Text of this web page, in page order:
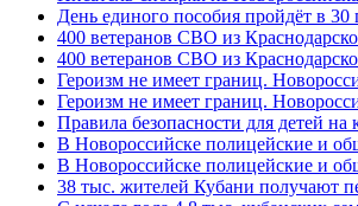
День единого пособия пройдёт в 30
400 ветеранов СВО из
400 ветеранов СВО из
Героизм не имеет границ.
Героизм не имеет границ.
Правила безопасности для детей на
В Новороссийске полицейские и
В Новороссийске полицейские и
38 тыс. жителей Кубани получают